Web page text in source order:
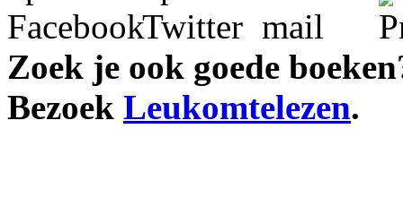
Zoek je ook goede
Bezoek Leukomtelezen.